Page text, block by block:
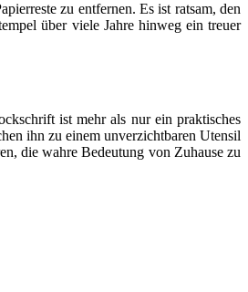
zu entfernen. Es ist ratsam, den
über viele Jahre hinweg ein treuer
ist mehr als nur ein praktisches
ihn zu einem unverzichtbaren Utensil
die wahre Bedeutung von Zuhause zu